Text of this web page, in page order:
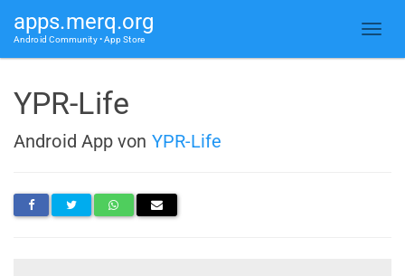
apps.merq.org
Android Community • App Store
YPR-Life
Android App von YPR-Life